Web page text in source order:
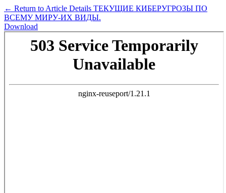
← Return to Article Details ТЕКУЩИЕ КИБЕРУГРОЗЫ ПО
ВСЕМУ МИРУ-ИХ ВИДЫ.
Download